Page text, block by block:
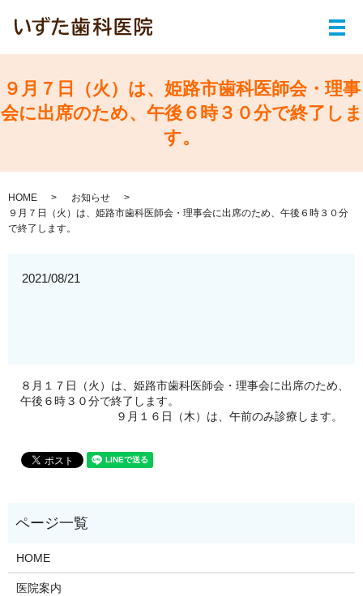
メ
９月７日（火）は、姫路市歯科医師会・理事
会に出席のため、午後６時３０分で終了しま
す。
HOME
お知らせ
９月７日（火）は、姫路市歯科医師会・理事会に出席のため、午後６時３０分
で終了します。
2021/08/21
８月１７日（火）は、姫路市歯科医師会・理事会に出席のため、
午後６時３０分で終了します。
９月１６日（木）は、午前のみ診療します。
HOME
医院案内